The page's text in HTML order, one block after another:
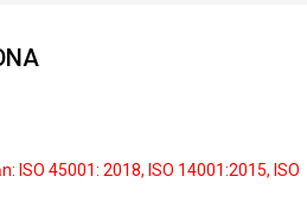
ISO 45001: 2018, ISO 14001:2015, ISO